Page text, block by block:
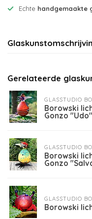
Echte handgemaakte
Gerelateerde
GLASSTUDIO
Borowski
Gonzo "Udo"
GLASSTUDIO
Borowski
Gonzo
GLASSTUDIO
Borowski